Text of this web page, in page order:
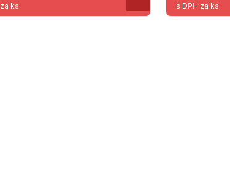
ks s DPH za ks